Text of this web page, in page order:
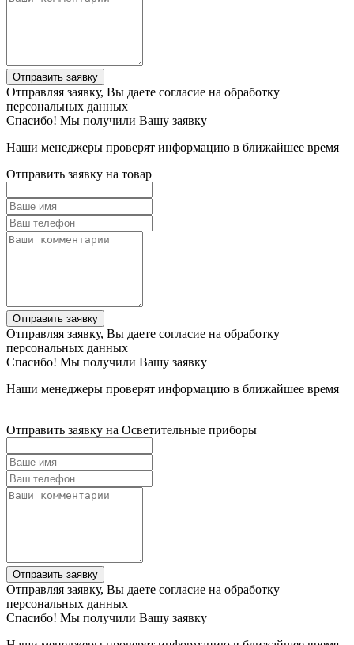
Отправить заявку
Отправляя заявку, Вы даете согласие на обработку
персональных данных
Спасибо! Мы получили Вашу заявку
Наши менеджеры проверят информацию в ближайшее время
Отправить заявку на товар
Отправить заявку
Отправляя заявку, Вы даете согласие на обработку
персональных данных
Спасибо! Мы получили Вашу заявку
Наши менеджеры проверят информацию в ближайшее время
Отправить заявку на Осветительные приборы
Отправить заявку
Отправляя заявку, Вы даете согласие на обработку
персональных данных
Спасибо! Мы получили Вашу заявку